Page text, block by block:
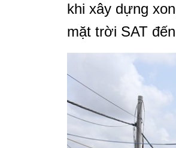
khi xây dựng
mặt trời SAT